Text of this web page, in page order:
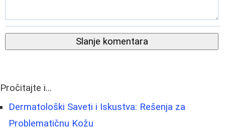
Slanje komentara
Pročitajte i...
Dermatološki Saveti i Iskustva: Rešenja za
Problematičnu Kožu